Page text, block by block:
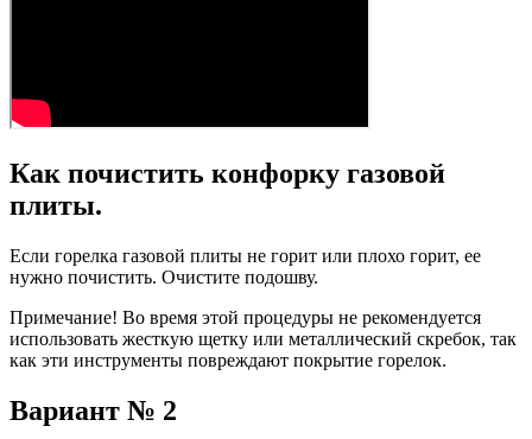
Как почистить конфорку газовой
плиты.
Если горелка газовой плиты не горит или плохо горит, ее
нужно почистить. Очистите подошву.
Примечание! Во время этой процедуры не рекомендуется
использовать жесткую щетку или металлический скребок, так
как эти инструменты повреждают покрытие горелок.
Вариант № 2